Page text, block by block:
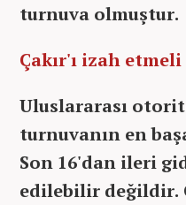
turnuva olmuştur.
Çakır'ı izah etmeli
Uluslararası
turnuvanın en
Son 16'dan ileri
edilebilir değildir.